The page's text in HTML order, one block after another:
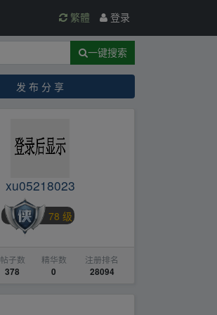
繁體 登录
一键搜索
发 布 分 享
xu05218023
78 级
帖子数
378
精华数
0
注册排名
28094